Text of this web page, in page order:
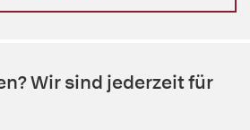
Wir sind jederzeit für